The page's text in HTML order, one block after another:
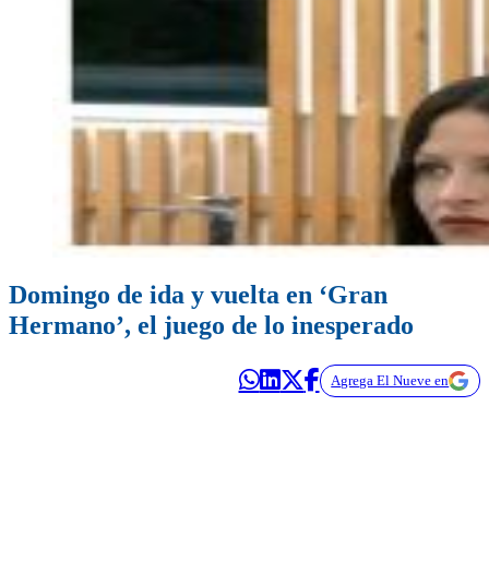
Domingo de ida y vuelta en ‘Gran
Hermano’, el juego de lo inesperado
Agrega El Nueve en